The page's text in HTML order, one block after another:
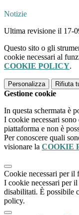
Notizie
Ultima revisione il 17-
Questo sito o gli
cookie necessari al
COOKIE POLICY.
Personalizza Rifiuta
Gestione cookie
In questa schermata è
I cookie necessari
piattaforma e non è
Per conoscere quali
visionare la COOKIE
Cookie necessari per il
I cookie necessari per
disabilitati. È possibile
policy.